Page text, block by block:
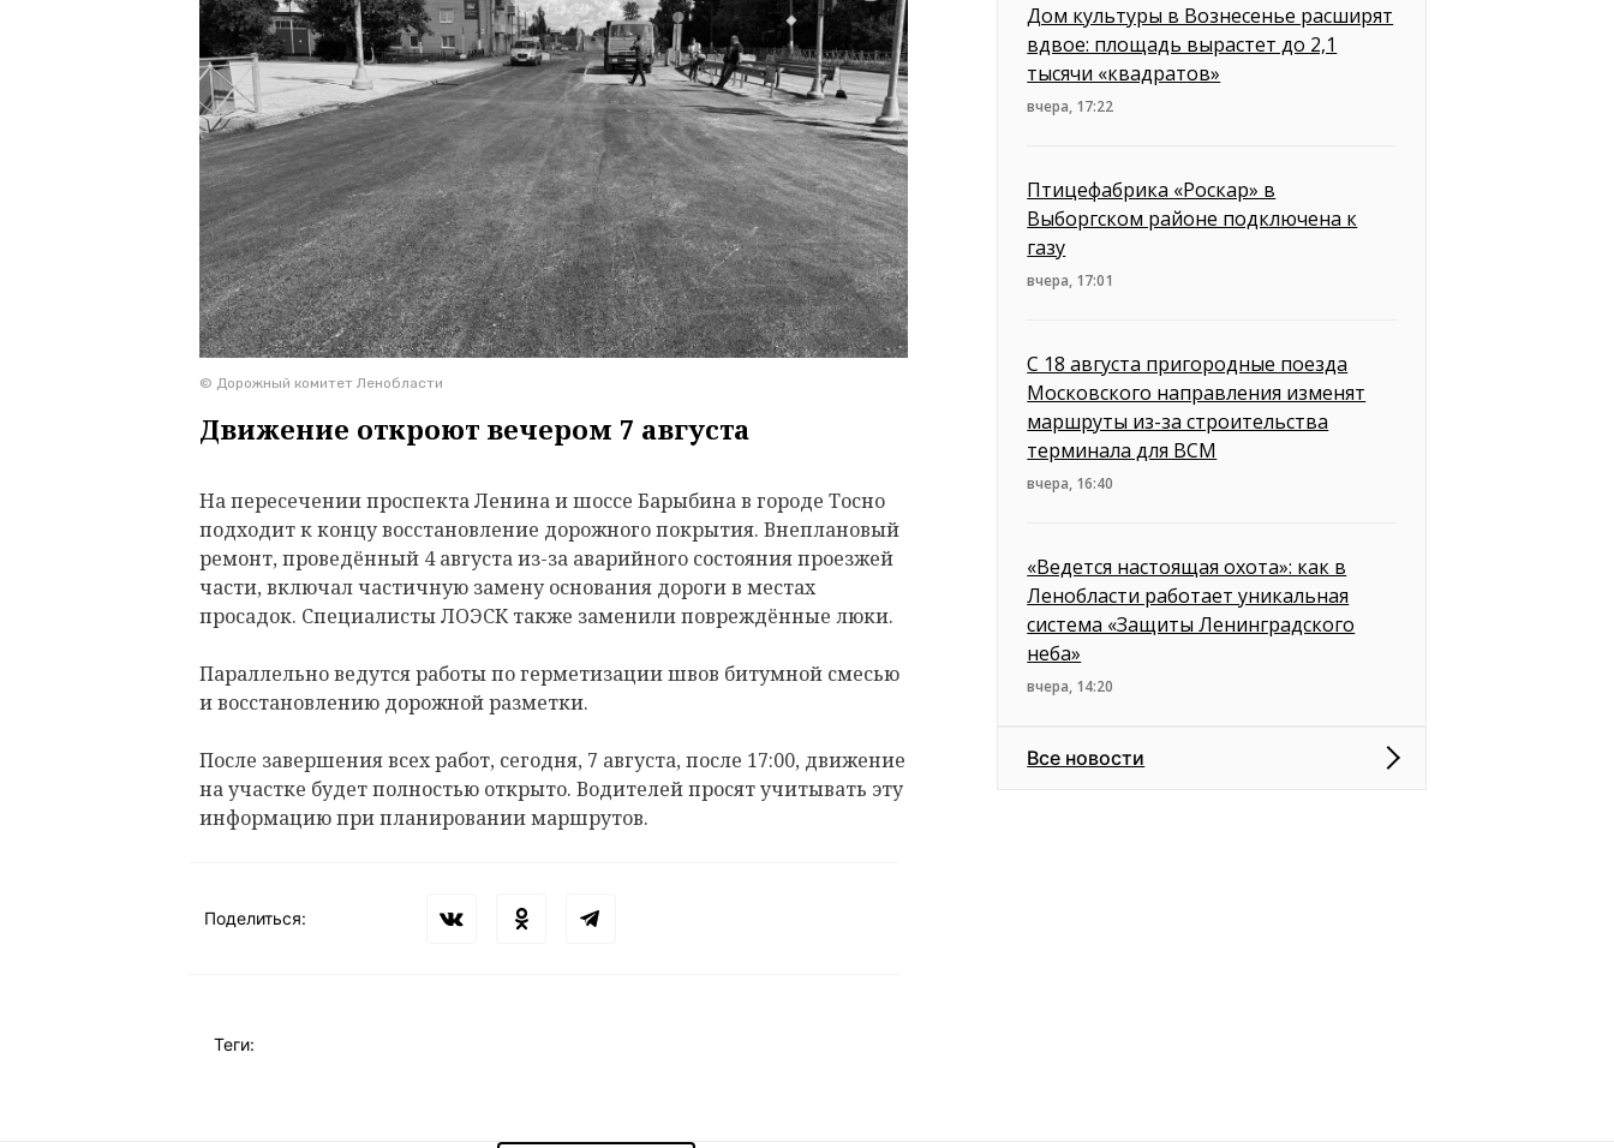
© Дорожный комитет Ленобласти
Движение откроют вечером 7 августа
На пересечении проспекта Ленина и шоссе Барыбина в городе Тосно
подходит к концу восстановление дорожного покрытия. Внеплановый
ремонт, проведённый 4 августа из-за аварийного состояния проезжей
части, включал частичную замену основания дороги в местах
просадок. Специалисты ЛОЭСК также заменили повреждённые люки.
Параллельно ведутся работы по герметизации швов битумной смесью
и восстановлению дорожной разметки.
После завершения всех работ, сегодня, 7 августа, после 17:00, движение
на участке будет полностью открыто. Водителей просят учитывать эту
информацию при планировании маршрутов.
Поделиться:
Теги:
Дом культуры в Вознесенье расширят
вдвое: площадь вырастет до 2,1
тысячи «квадратов»
вчера, 17:22
Птицефабрика «Роскар» в
Выборгском районе подключена к
газу
вчера, 17:01
С 18 августа пригородные поезда
Московского направления изменят
маршруты из-за строительства
терминала для ВСМ
вчера, 16:40
«Ведется настоящая охота»: как в
Ленобласти работает уникальная
система «Защиты Ленинградского
неба»
вчера, 14:20
Все новости